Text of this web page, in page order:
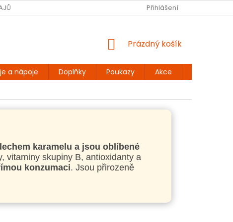
KONTAKT DOPRAVA A PLATBA
Přihlášení
NÁKUPNÍ
Prázdný košík
a nápoje Doplňky Poukazy Akce
karamelu a jsou oblíbené
vitaminy skupiny B, antioxidanty a
konzumaci. Jsou přirozeně